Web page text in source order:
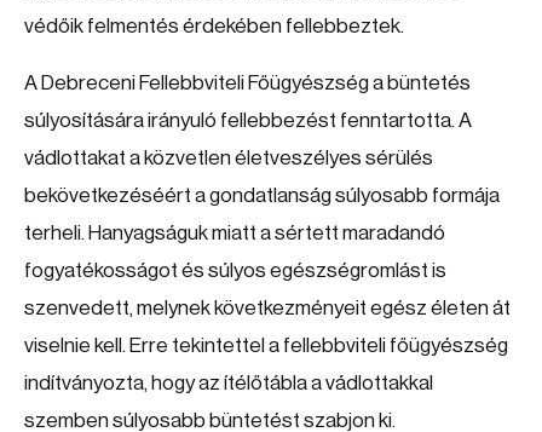
védőik felmentés érdekében fellebbeztek.
A Debreceni Fellebbviteli Főügyészség a büntetés
súlyosítására irányuló fellebbezést fenntartotta. A
vádlottakat a közvetlen életveszélyes sérülés
bekövetkezéséért a gondatlanság súlyosabb formája
terheli. Hanyagságuk miatt a sértett maradandó
fogyatékosságot és súlyos egészségromlást is
szenvedett, melynek következményeit egész életen át
viselnie kell. Erre tekintettel a fellebbviteli főügyészség
indítványozta, hogy az ítélőtábla a vádlottakkal
szemben súlyosabb büntetést szabjon ki.